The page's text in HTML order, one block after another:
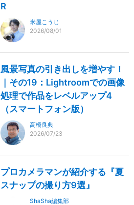
R
米屋こうじ
2026/08/01
風景写真の引き出しを増やす！
｜その19：Lightroomでの画像
処理で作品をレベルアップ4
（スマートフォン版）
高橋良典
2026/07/23
プロカメラマンが紹介する『夏
スナップの撮り方9選』
ShaSha編集部